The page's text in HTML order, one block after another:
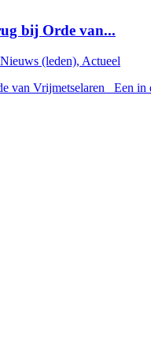
bij Orde van...
Nieuws (leden), Actueel
van Vrijmetselaren Een in